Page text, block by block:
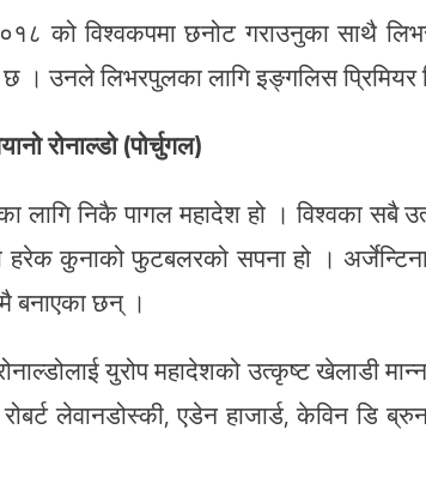
को विश्वकपमा छनोट गराउनुका साथै
। उनले लिभरपुलका लागि इङ्गलिस प्रिमियर
रोनाल्डो (पोर्चुगल)
लागि निकै पागल महादेश हो । विश्वका सबै
हरेक कुनाको फुटबलरको सपना हो ।
बनाएका छन् ।
युरोप महादेशको उत्कृष्ट खेलाडी
लेवानडोस्की, एडेन हाजार्ड, केविन डि